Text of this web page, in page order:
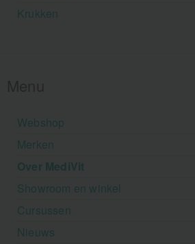
Krukken
Webshop
Merken
Over MediVit
Showroom en winkel
Cursussen
Nieuws